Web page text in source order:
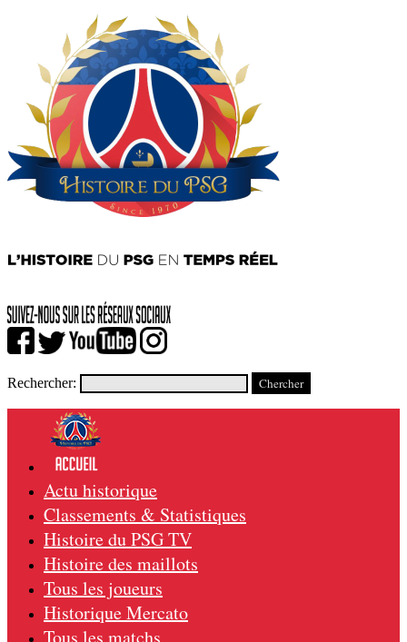
Rechercher:
Actu historique
Classements & Statistiques
Histoire du PSG TV
Histoire des maillots
Tous les joueurs
Historique Mercato
Tous les matchs